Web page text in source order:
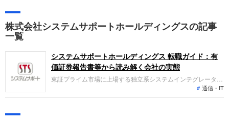
株式会社システムサポートホールディングスの記事
一覧
システムサポートホールディングス 転職ガイド：有
価証券報告書等から読み解く会社の実態
東証プライム市場に上場する独立系システムインテグレータ
ー。クラウドサービス導入支援やシステム開発、データセンタ
ー運営などを展開します。直近の業績は売上高269億円（前期
通信・IT